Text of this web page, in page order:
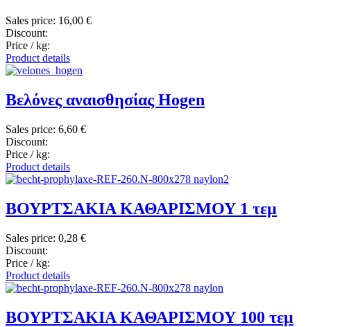
Sales price: 16,00 €
Discount:
Price / kg:
Product details
Βελόνες αναισθησίας Hogen
Sales price: 6,60 €
Discount:
Price / kg:
Product details
ΒΟΥΡΤΣΑΚΙΑ ΚΑΘΑΡΙΣΜΟΥ 1 τεμ
Sales price: 0,28 €
Discount:
Price / kg:
Product details
ΒΟΥΡΤΣΑΚΙΑ ΚΑΘΑΡΙΣΜΟΥ 100 τεμ